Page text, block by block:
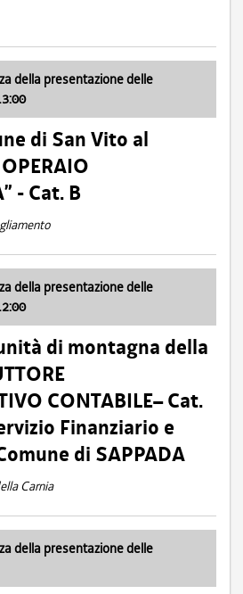
della presentazione delle
di San Vito al
- Cat. B
della presentazione delle
di montagna della
CONTABILE– Cat.
Finanziario e
di SAPPADA
Carnia
della presentazione delle